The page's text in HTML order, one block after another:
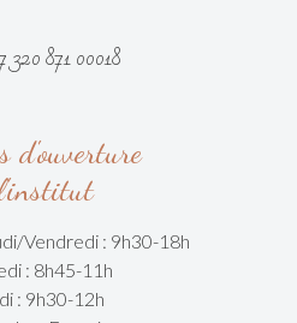
320 871 00018
d'ouverture
Vendredi : 9h30-18h
: 8h45-11h
: 9h30-12h